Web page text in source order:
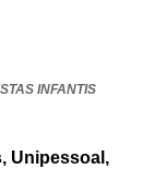
INFANTIS
Unipessoal,